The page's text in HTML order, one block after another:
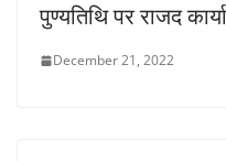
पुण्यतिथि पर राजद
December 21, 2022